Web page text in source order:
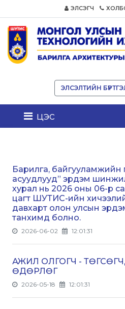
ЭЛСЭГЧ
ЭЛСЭЛТИЙН
цэс
Барилга, байгууламжийн
асуудлууд” эрдэм
хурал нь 2026 оны 06-р
цагт ШУТИС-ийн
давхарт олон улсын
танхимд болно.
2026-06-02 12:01:31
АЖИЛ ОЛГОГЧ -
ӨДӨРЛӨГ
2026-05-18 12:01:31